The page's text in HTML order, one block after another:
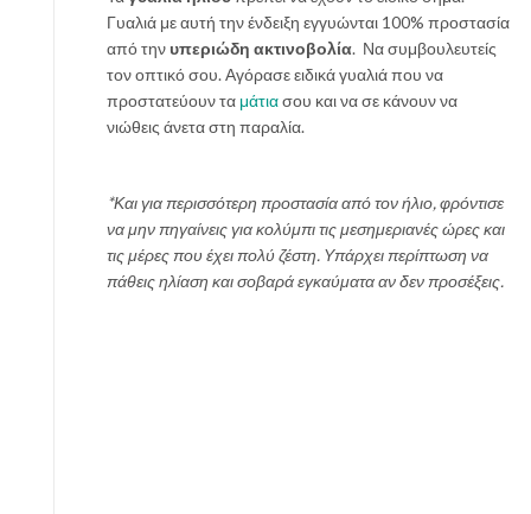
Γυαλιά με αυτή την ένδειξη εγγυώνται 100% προστασία
από την υπεριώδη ακτινοβολία. Να συμβουλευτείς
τον οπτικό σου. Αγόρασε ειδικά γυαλιά που να
προστατεύουν τα μάτιασου και να σε κάνουν να
νιώθεις άνετα στη παραλία.
*Και για περισσότερη προστασία από τον ήλιο, φρόντισε
να μην πηγαίνεις για κολύμπι τις μεσημεριανές ώρες και
τις μέρες που έχει πολύ ζέστη. Υπάρχει περίπτωση να
πάθεις ηλίαση και σοβαρά εγκαύματα αν δεν προσέξεις.